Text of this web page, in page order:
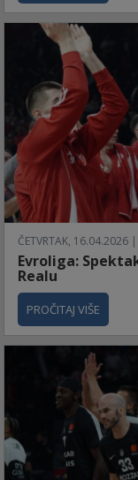
ČETVRTAK, 16.04.2026
Evroliga:
Realu
PROČITAJ VIŠE